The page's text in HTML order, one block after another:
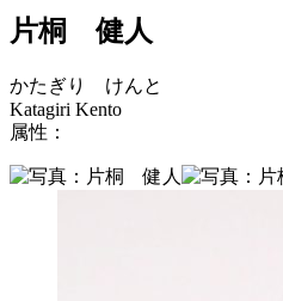
片桐 健人
かたぎり けんと
Katagiri Kento
属性：